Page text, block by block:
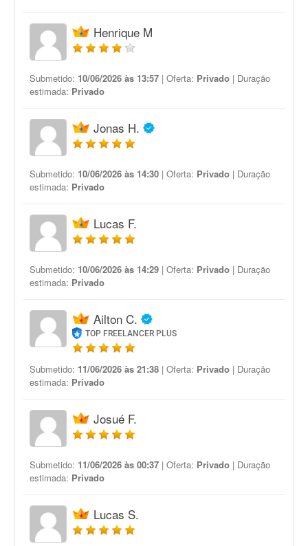
Henrique M
Submetido: 10/06/2026 às 13:57 | Oferta: Privado | Duração
estimada: Privado
Jonas H.
Submetido: 10/06/2026 às 14:30 | Oferta: Privado | Duração
estimada: Privado
Lucas F.
Submetido: 10/06/2026 às 14:29 | Oferta: Privado | Duração
estimada: Privado
Ailton C.
TOP FREELANCER PLUS
Submetido: 11/06/2026 às 21:38 | Oferta: Privado | Duração
estimada: Privado
Josué F.
Submetido: 11/06/2026 às 00:37 | Oferta: Privado | Duração
estimada: Privado
Lucas S.